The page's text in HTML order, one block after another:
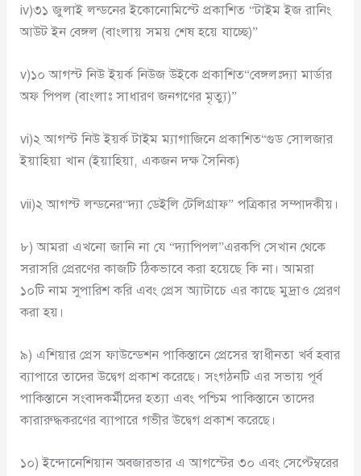
iv)৩১ জুলাই লন্ডনের ইকোনোমিস্টে প্রকাশিত “টাইম ইজ রানিং
আউট ইন বেঙ্গল (বাংলায় সময় শেষ হয়ে যাচ্ছে)”
v)১০ আগস্ট নিউ ইয়র্ক নিউজ উইকে প্রকাশিত“বেঙ্গলঃদ্যা মার্ডার
অফ পিপল (বাংলাঃ সাধারণ জনগণের মৃত্যু)”
vi)২ আগস্ট নিউ ইয়র্ক টাইম ম্যাগাজিনে প্রকাশিত“গুড সোলজার
ইয়াহিয়া খান (ইয়াহিয়া, একজন দক্ষ সৈনিক)
vii)২ আগস্ট লন্ডনের“দ্যা ডেইলি টেলিগ্রাফ” পত্রিকার সম্পাদকীয়।
৮) আমরা এখনো জানি না যে “দ্যাপিপল”এরকপি সেখান থেকে
সরাসরি প্রেরণের কাজটি ঠিকভাবে করা হয়েছে কি না। আমরা
১০টি নাম সুপারিশ করি এবং প্রেস অ্যাটাচে এর কাছে মুদ্রাও প্রেরণ
করা হয়।
৯) এশিয়ার প্রেস ফাউন্ডেশন পাকিস্তানে প্রেসের স্বাধীনতা খর্ব হবার
ব্যাপারে তাদের উদ্বেগ প্রকাশ করেছে। সংগঠনটি এর সভায় পূর্ব
পাকিস্তানে সংবাদকর্মীদের হত্যা এবং পশ্চিম পাকিস্তানে তাদের
কারারুদ্ধকরণের ব্যাপারে গভীর উদ্বেগ প্রকাশ করেছে।
১০) ইন্দোনেশিয়ান অবজারভার এ আগস্টের ৩০ এবং সেপ্টেম্বরের